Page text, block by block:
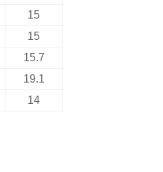
15
15
15.7
19.1
14